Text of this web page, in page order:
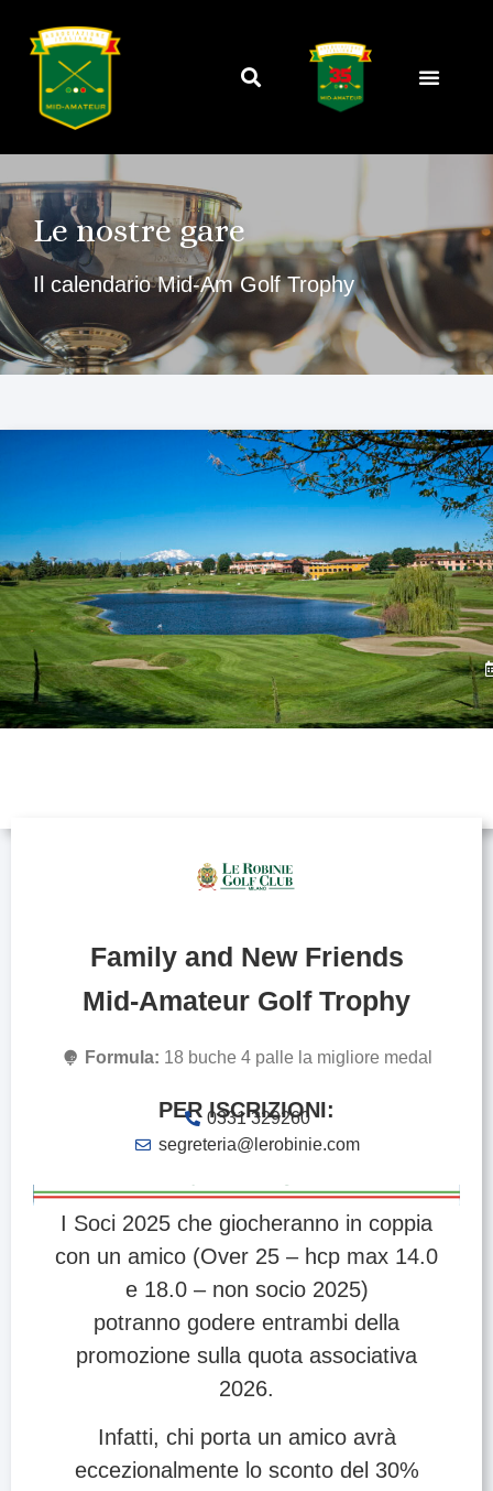
Le nostre gare
Il calendario Mid-Am Golf Trophy
Family and New Friends
Mid-Amateur Golf Trophy
Formula: 18 buche 4 palle la migliore medal
PER ISCRIZIONI:
0331 329260
segreteria@lerobinie.com
I Soci 2025 che giocheranno in coppia
con un amico (Over 25 – hcp max 14.0
e 18.0 – non socio 2025)
potranno godere entrambi della
promozione sulla quota associativa
2026.
Infatti, chi porta un amico avrà
eccezionalmente lo sconto del 30%